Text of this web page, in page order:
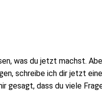
was du jetzt machst.
schreibe ich dir jetzt eine
gesagt, dass du viele